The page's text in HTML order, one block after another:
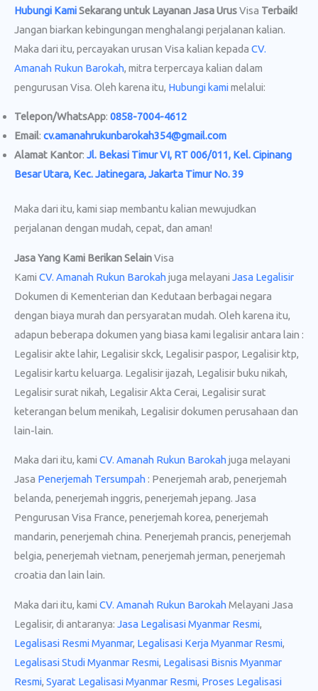
Hubungi KamiSekarang untuk Layanan Jasa UrusVisa Terbaik!
Jangan biarkan kebingungan menghalangi perjalanan kalian.
Maka dari itu, percayakan urusan Visa kalian kepada CV.
Amanah Rukun Barokah, mitra terpercaya kalian dalam
pengurusan Visa. Oleh karena itu, Hubungi kamimelalui:
Telepon/WhatsApp: 0858-7004-4612
Email: cv.amanahrukunbarokah354@gmail.com
Alamat Kantor: Jl. Bekasi Timur VI, RT 006/011, Kel. Cipinang
Besar Utara, Kec. Jatinegara, Jakarta Timur No. 39
Maka dari itu, kami siap membantu kalian mewujudkan
perjalanan dengan mudah, cepat, dan aman!
Jasa Yang Kami Berikan SelainVisa
Kami CV. Amanah Rukun Barokah juga melayani Jasa Legalisir
Dokumen di Kementerian dan Kedutaan berbagai negara
dengan biaya murah dan persyaratan mudah. Oleh karena itu,
adapun beberapa dokumen yang biasa kami legalisir antara lain :
Legalisir akte lahir, Legalisir skck, Legalisir paspor, Legalisir ktp,
Legalisir kartu keluarga. Legalisir ijazah, Legalisir buku nikah,
Legalisir surat nikah, Legalisir Akta Cerai, Legalisir surat
keterangan belum menikah, Legalisir dokumen perusahaan dan
lain-lain.
Maka dari itu, kami CV. Amanah Rukun Barokah juga melayani
Jasa Penerjemah Tersumpah : Penerjemah arab, penerjemah
belanda, penerjemah inggris, penerjemah jepang. Jasa
Pengurusan Visa France, penerjemah korea, penerjemah
mandarin, penerjemah china. Penerjemah prancis, penerjemah
belgia, penerjemah vietnam, penerjemah jerman, penerjemah
croatia dan lain lain.
Maka dari itu, kami CV. Amanah Rukun Barokah Melayani Jasa
Legalisir, di antaranya: Jasa Legalisasi Myanmar Resmi,
Legalisasi Resmi Myanmar, Legalisasi Kerja Myanmar Resmi,
Legalisasi Studi Myanmar Resmi, Legalisasi Bisnis Myanmar
Resmi, Syarat Legalisasi Myanmar Resmi, Proses Legalisasi